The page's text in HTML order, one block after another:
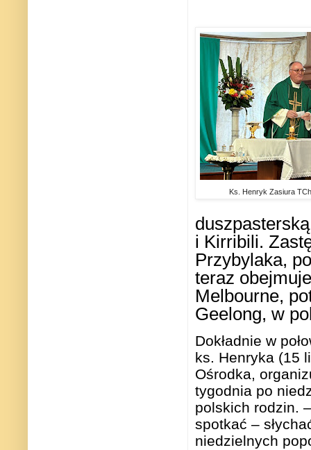
Ks. Henryk Zasiura
i Kirribili.
Przybylaka,
teraz
Melbourne,
Geelong, w
Dokładnie w
ks. Henryka (15
Ośrodka,
tygodnia po
polskich rodzin.
spotkać –
niedzielnych